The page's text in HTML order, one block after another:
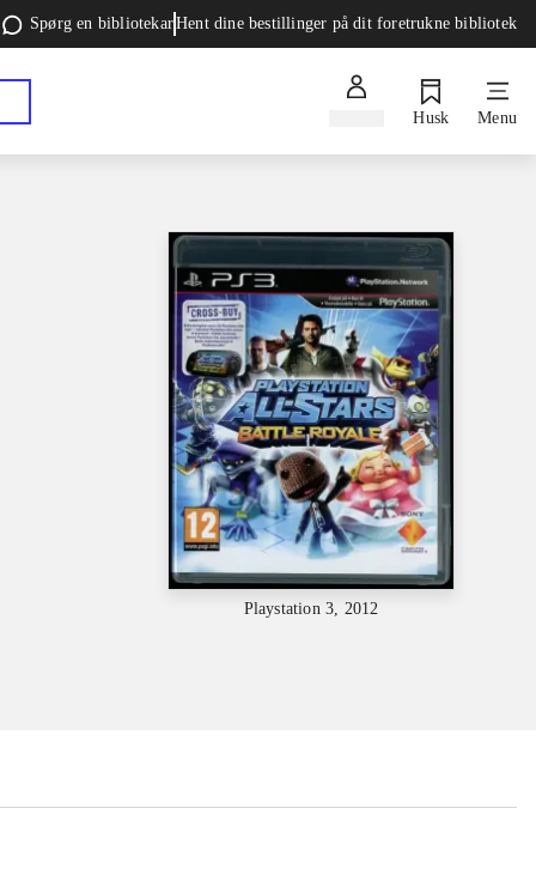
Spørg en bibliotekarHent dine bestillinger på dit foretrukne bibliotek
Husk Menu
Playstation 3, 2012